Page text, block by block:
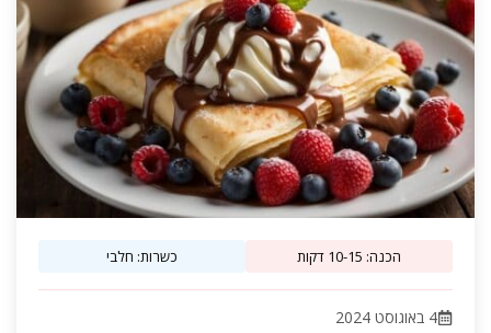
הכנה: 10-15 דקות כשרות: חלבי
4 באוגוסט 2024